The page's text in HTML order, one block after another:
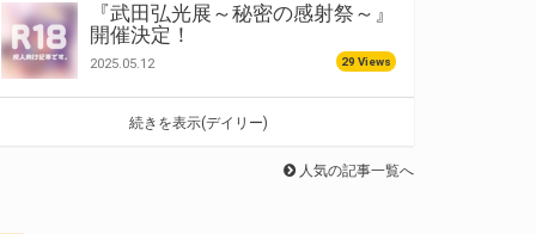
『武田弘光展～秘密の感射祭～』
開催決定！
2025.05.12 29 Views
続きを表示(デイリー)
人気の記事一覧へ